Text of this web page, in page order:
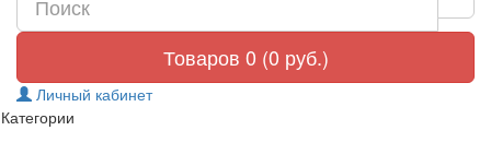
Товаров 0 (0 руб.)
Личный кабинет
Категории